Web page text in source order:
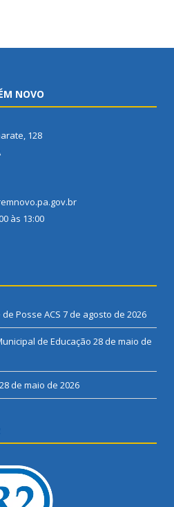
NOVO
128
às 13:00
Posse ACS 7 de agosto de 2026
de Educação 28 de maio de
28 de maio de 2026